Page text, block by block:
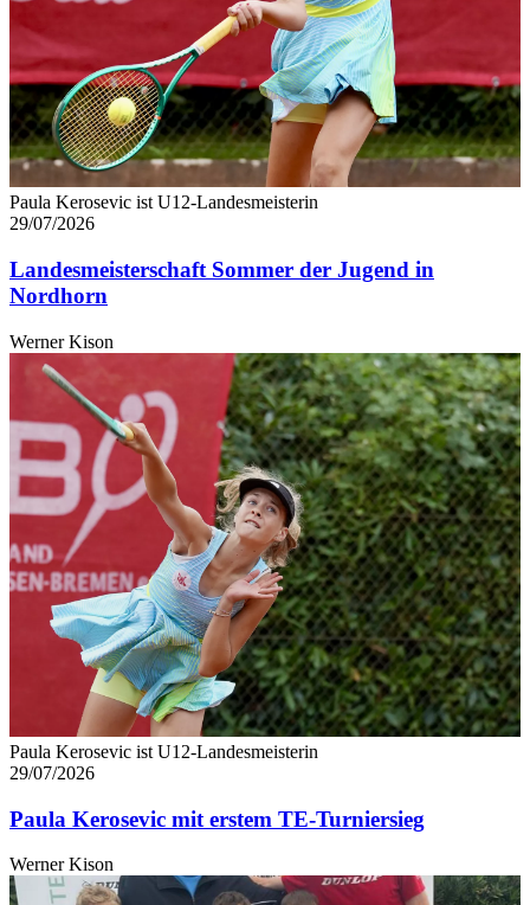
Paula Kerosevic ist U12-Landesmeisterin
29/07/2026
Landesmeisterschaft Sommer der Jugend in
Nordhorn
Werner Kison
Paula Kerosevic ist U12-Landesmeisterin
29/07/2026
Paula Kerosevic mit erstem TE-Turniersieg
Werner Kison